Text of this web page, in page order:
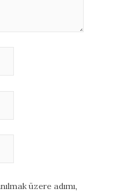
üzere adımı,